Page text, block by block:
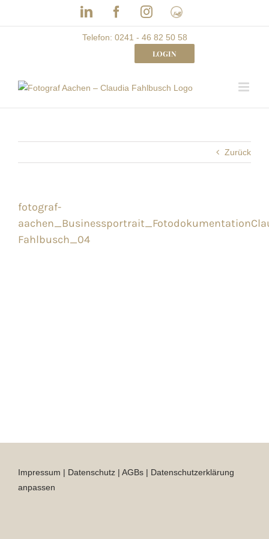
LinkedInFacebookInstagram
Frau
mit
Bizz
Telefon: 0241 - 46 82 50 58
LOGIN
Zurück
fotograf-
Fahlbusch_04
Impressum | Datenschutz | AGBs | Datenschutzerklärung
anpassen